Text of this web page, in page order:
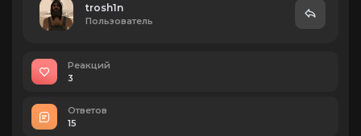
trosh1n
Пользователь
Реакций
3
Ответов
15